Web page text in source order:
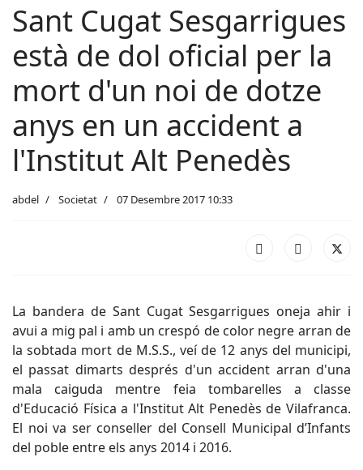
Sant Cugat Sesgarrigues
està de dol oficial per la
mort d'un noi de dotze
anys en un accident a
l'Institut Alt Penedès
abdel Societat 07 Desembre 2017 10:33
La bandera de Sant Cugat Sesgarrigues oneja ahir i
avui a mig pal i amb un crespó de color negre arran de
la sobtada mort de M.S.S., veí de 12 anys del municipi,
el passat dimarts després d'un accident arran d'una
mala caiguda mentre feia tombarelles a classe
d'Educació Física a l'Institut Alt Penedès de Vilafranca.
El noi va ser conseller del Consell Municipal d’Infants
del poble entre els anys 2014 i 2016.